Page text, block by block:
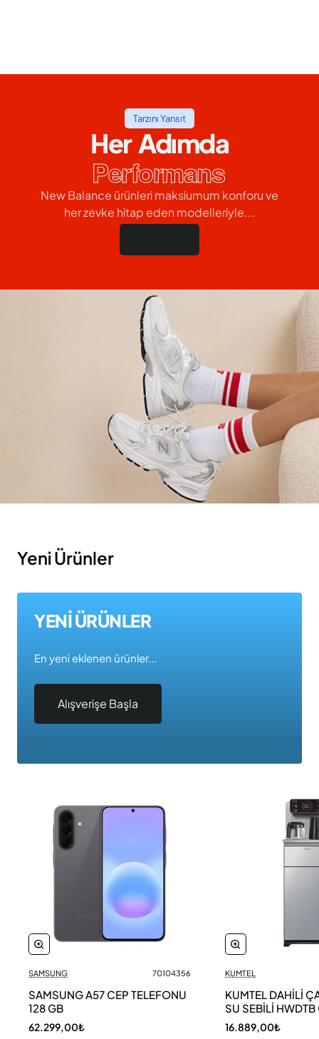
Tarzını Yansıt
Her Adımda
Performans
New Balance ürünleri maksiumum konforu ve
her zevke hitap eden modelleriyle...
Yeni Ürünler
YENİ ÜRÜNLER
En yeni eklenen ürünler...
Alışverişe Başla
Yeni
SAMSUNG 70104356
SAMSUNG A57 CEP TELEFONU
128 GB
62.299,00₺
KUMTEL
KUMTEL DAHİLİ
SU SEBİLİ
16.889,00₺